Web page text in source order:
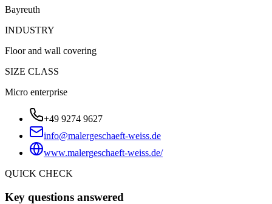
Bayreuth
INDUSTRY
Floor and wall covering
SIZE CLASS
Micro enterprise
+49 9274 9627
info@malergeschaeft-weiss.de
www.malergeschaeft-weiss.de/
QUICK CHECK
Key questions answered